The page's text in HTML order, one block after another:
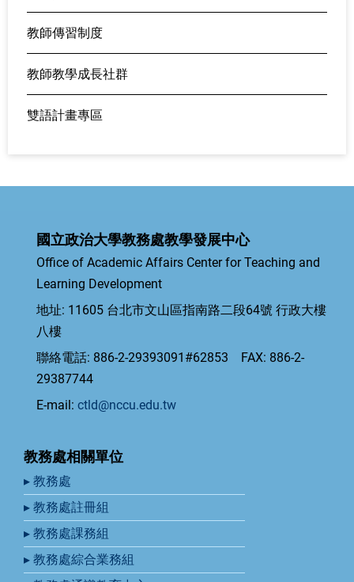
教師傳習制度
教師教學成長社群
雙語計畫專區
國立政治大學教務處教學發展中心
Office of Academic Affairs Center for Teaching and
Learning Development
地址: 11605 台北市文山區指南路二段64號 行政大樓
八樓
聯絡電話: 886-2-29393091#62853 FAX: 886-2-
29387744
E-mail: ctld@nccu.edu.tw
教務處相關單位
▸ 教務處
▸ 教務處註冊組
▸ 教務處課務組
▸ 教務處綜合業務組